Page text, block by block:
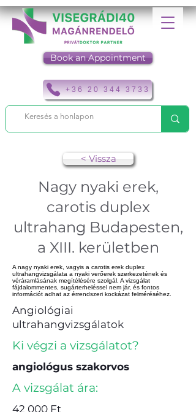
+36 20 344 3733
Book an Appointment
< Vissza
Nagy nyaki erek,
carotis duplex
ultrahang Budapesten,
a XIII. kerületben
A nagy nyaki erek, vagyis a carotis erek duplex
ultrahangvizsgálata a nyaki verőerek szerkezetének és
véráramlásának megítélésére szolgál. A vizsgálat
fájdalommentes, sugárterheléssel nem jár, és fontos
információt adhat az érrendszeri kockázat felméréséhez.
Angiológiai
ultrahangvizsgálatok
Ki végzi a vizsgálatot?
angiológus szakorvos
A vizsgálat ára:
42 000 Ft